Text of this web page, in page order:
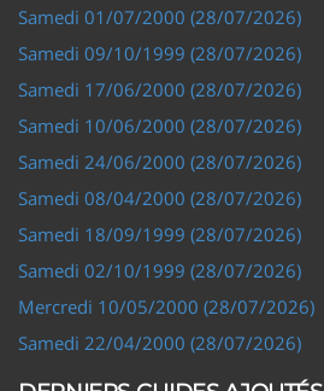
Samedi 01/07/2000 (28/07/2026)
Samedi 09/10/1999 (28/07/2026)
Samedi 17/06/2000 (28/07/2026)
Samedi 10/06/2000 (28/07/2026)
Samedi 24/06/2000 (28/07/2026)
Samedi 08/04/2000 (28/07/2026)
Samedi 18/09/1999 (28/07/2026)
Samedi 02/10/1999 (28/07/2026)
Mercredi 10/05/2000 (28/07/2026)
Samedi 22/04/2000 (28/07/2026)